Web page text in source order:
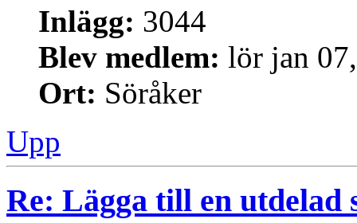
Inlägg: 3044
Blev medlem: lör jan
Ort: Söråker
Upp
Re: Lägga till en